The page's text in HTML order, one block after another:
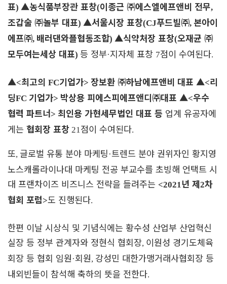
표) ▲농식품부장관 표창(이종근 ㈜에스엘에프앤비 전무,
조갑술 ㈜놀부 대표) ▲서울시장 표창(CJ푸드빌㈜, 본아이
에프㈜, 배러댄와플협동조합) ▲식약처장 표창(오재균 ㈜
모두여는세상 대표) 등 정부·지자체 표창 7점이 수여된다.
▲<최고의 FC기업가> 장보환 ㈜하남에프앤비 대표 ▲<리
딩FC 기업가> 박상용 피에스피에프앤디㈜대표 ▲<우수
협력 파트너> 최인용 가현세무법인 대표 등 업계 유공자에
게는 협회장 표창 21점이 수여된다.
또, 글로벌 유통 분야 마케팅 ·트렌드 분야 권위자인 황지영
노스캐롤라이나대 마케팅 전공 부교수를 초빙해 언택트 시
대 프랜차이즈 비즈니스 전략을 들려주는 <2021년 제2차
협회 포럼>도 진행된다.
한편 이날 시상식 및 기념식에는 황수성 산업부 산업혁신
실장 등 정부 관계자와 정현식 협회장, 이원성 경기도체육
회장 등 협회 임원 ·회원, 강성민 대한가맹거래사협회장 등
내외빈들이 참석해 축하의 뜻을 전한다.